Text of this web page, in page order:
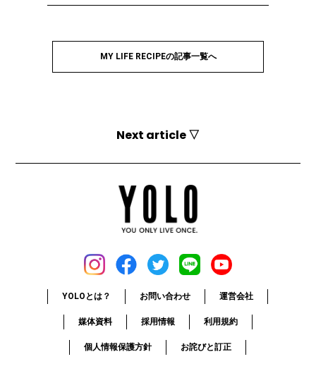
MY LIFE RECIPEの記事一覧へ
Next article ▽
YOLOとは？ お問い合わせ 運営会社
媒体資料 採用情報 利用規約
個人情報保護方針 お詫びと訂正